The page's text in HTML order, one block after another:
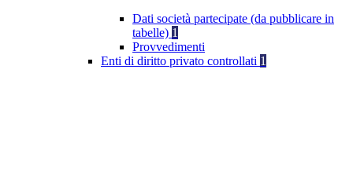
Dati società partecipate (da pubblicare in
tabelle) 1
Provvedimenti
Enti di diritto privato controllati 1